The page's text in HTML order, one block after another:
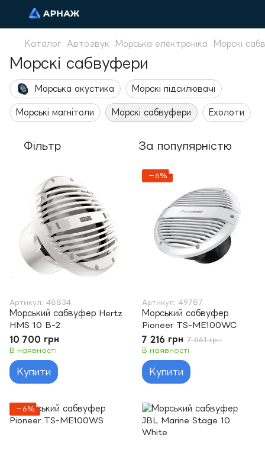
Каталог Автозвук Морська електроніка Морскі
Морскі сабвуфери
Морська акустика Морскі підсилювачі
Морські магнітоли Морскі сабвуфери Ехолоти
Фільтр За популярністю
Артикул: 48834
Морський сабвуфер Hertz
HMS 10 B-2
10 700 грн
В наявності
Купити
−6%
Артикул: 49787
Морський сабвуфер
Pioneer TS-ME100WC
7 216 грн 7 661 грн
В наявності
Купити
−6%